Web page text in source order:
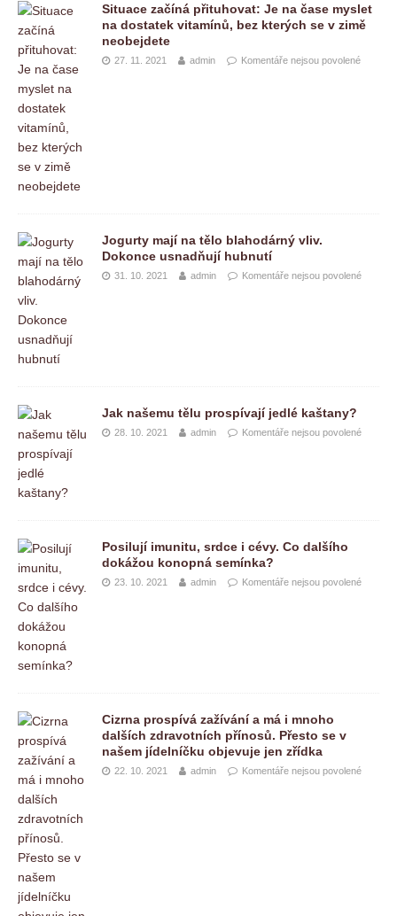
Situace začíná přituhovat: Je na čase myslet
na dostatek vitamínů, bez kterých se v zimě
neobejdete
27. 11. 2021 admin Komentáře nejsou povolené
Jogurty mají na tělo blahodárný vliv.
Dokonce usnadňují hubnutí
31. 10. 2021 admin Komentáře nejsou povolené
Jak našemu tělu prospívají jedlé kaštany?
28. 10. 2021 admin Komentáře nejsou povolené
Posilují imunitu, srdce i cévy. Co dalšího
dokážou konopná semínka?
23. 10. 2021 admin Komentáře nejsou povolené
Cizrna prospívá zažívání a má i mnoho
dalších zdravotních přínosů. Přesto se v
našem jídelníčku objevuje jen zřídka
22. 10. 2021 admin Komentáře nejsou povolené